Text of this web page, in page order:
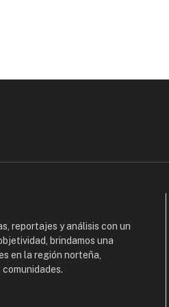
reportajes y análisis con un
brindamos una
en la región norteña,